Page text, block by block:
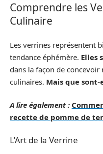
Comprendre les
Culinaire
Les verrines représentent
tendance éphémère. Elles
dans la façon de
culinaires. Mais que
A lire également :
recette de pomme de
L’Art de la Verrine